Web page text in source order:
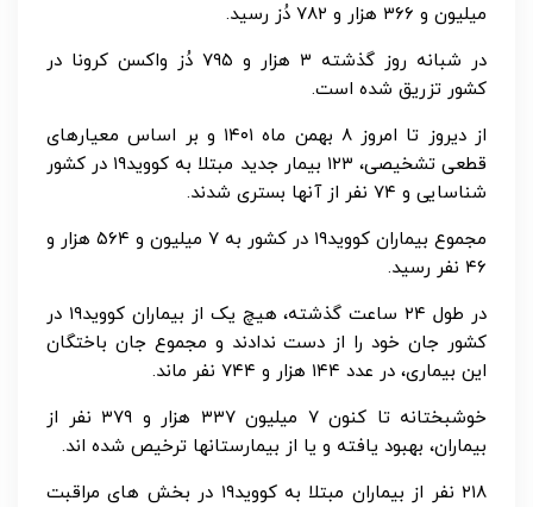
میلیون و ۳۶۶ هزار و ۷۸۲ دُز رسید.
در شبانه روز گذشته ۳ هزار و ۷۹۵ دُز واکسن کرونا در
کشور تزریق شده است.
از دیروز تا امروز ۸ بهمن ماه ۱۴۰۱ و بر اساس معیارهای
قطعی تشخیصی، ۱۲۳ بیمار جدید مبتلا به کووید۱۹ در کشور
شناسایی و ۷۴ نفر از آنها بستری شدند.
مجموع بیماران کووید۱۹ در کشور به ۷ میلیون و ۵۶۴ هزار و
۴۶ نفر رسید.
در طول ۲۴ ساعت گذشته، هیچ یک از بیماران کووید۱۹ در
کشور جان خود را از دست ندادند و مجموع جان باختگان
این بیماری، در عدد ۱۴۴ هزار و ۷۴۴ نفر ماند.
خوشبختانه تا کنون ۷ میلیون ۳۳۷ هزار و ۳۷۹ نفر از
بیماران، بهبود یافته و یا از بیمارستانها ترخیص شده اند.
۲۱۸ نفر از بیماران مبتلا به کووید۱۹ در بخش های مراقبت